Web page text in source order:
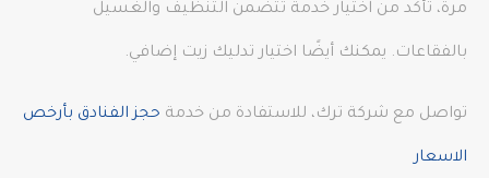
مرة، تأكد من اختيار خدمة تتضمن التنظيف والغسيل
بالفقاعات. يمكنك أيضًا اختيار تدليك زيت إضافي.
تواصل مع شركة ترك، للاستفادة من خدمة حجز الفنادق بأرخص
الاسعار